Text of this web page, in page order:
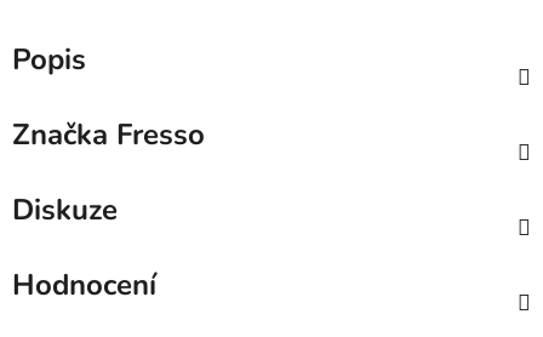
Popis
Značka Fresso
Diskuze
Hodnocení